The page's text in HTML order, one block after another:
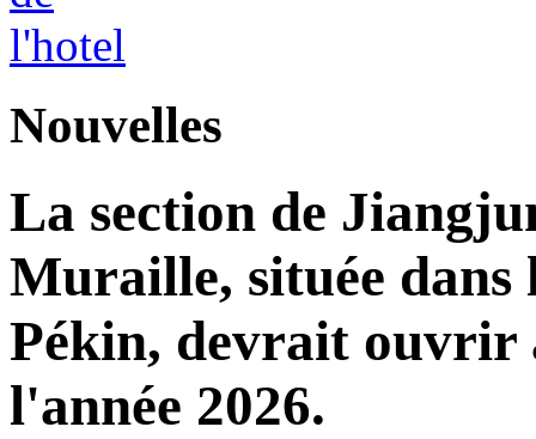
Nouvelles
La section de
Muraille, située
Pékin, devrait ouvrir
l'année 2026.